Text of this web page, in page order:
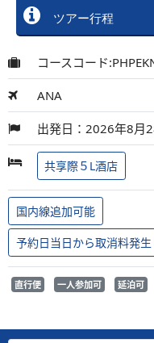
ツアー行程
コースコード
ANA
出発日：2026年8月
共享際５L酒店
国内線追加可能
予約日当日から取消料発生
直行便 一人参加可 延泊可